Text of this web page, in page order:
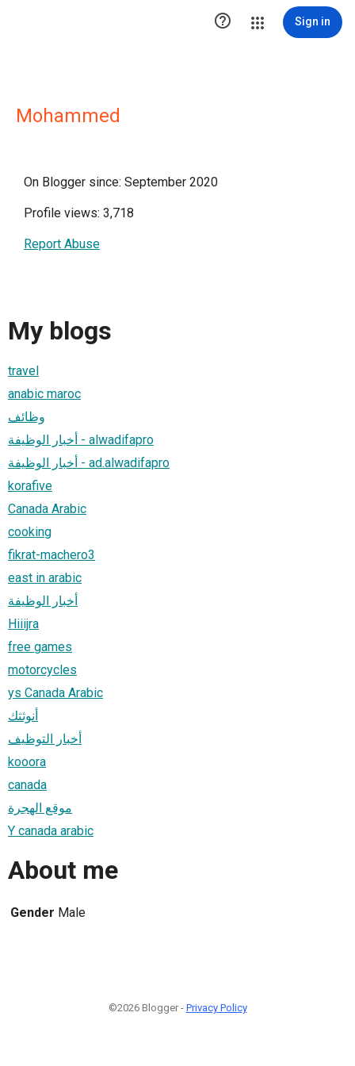
 Sign in
Mohammed
On Blogger since: September 2020
Profile views: 3,718
Report Abuse
My blogs
travel
anabic maroc
وظائف
أخبار الوظيفة - alwadifapro
أخبار الوظيفة - ad.alwadifapro
korafive
Canada Arabic
cooking
fikrat-machero3
east in arabic
أخبار الوظيفة
Hiiijra
free games
motorcycles
ys Canada Arabic
أنوثتك
أخبار التوظيف
kooora
canada
موقع الهجرة
Y canada arabic
About me
Gender Male
©2026 Blogger - Privacy Policy